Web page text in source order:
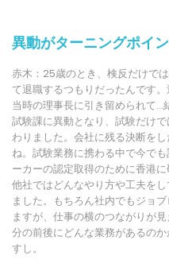
異動がターニングポイ
赤木：25歳のとき、検反だけで
て退職するつもりだったんです
当時の理事長に引き留められて…
試験課に異動となり、試験だけ
わりました。会社に残る決断を
ね。試験業務に携わる中で今で
ーカーの認定取得のために香港
他社ではどんなやり方や工夫を
ました。もちろん社内でもジョ
ますが、仕事の横のつながりが
分の前後にどんな業務があるの
すし。